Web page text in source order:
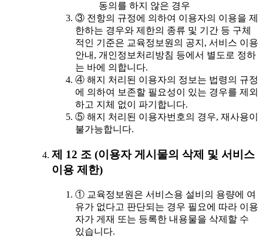
동의를 하지 않은 경우
③ 전항의 규정에 의하여 이용자의 이용을 제
한하는 경우와 제한의 종류 및 기간 등 구체
적인 기준은 교육정보원의 공지, 서비스 이용
안내, 개인정보처리방침 등에서 별도로 정하
는 바에 의합니다.
④ 해지 처리된 이용자의 정보는 법령의 규정
에 의하여 보존할 필요성이 있는 경우를 제외
하고 지체 없이 파기합니다.
⑤ 해지 처리된 이용자번호의 경우, 재사용이
불가능합니다.
제 12 조 (이용자 게시물의 삭제 및 서비스
이용 제한)
① 교육정보원은 서비스용 설비의 용량에 여
유가 없다고 판단되는 경우 필요에 따라 이용
자가 게재 또는 등록한 내용물을 삭제할 수
있습니다.